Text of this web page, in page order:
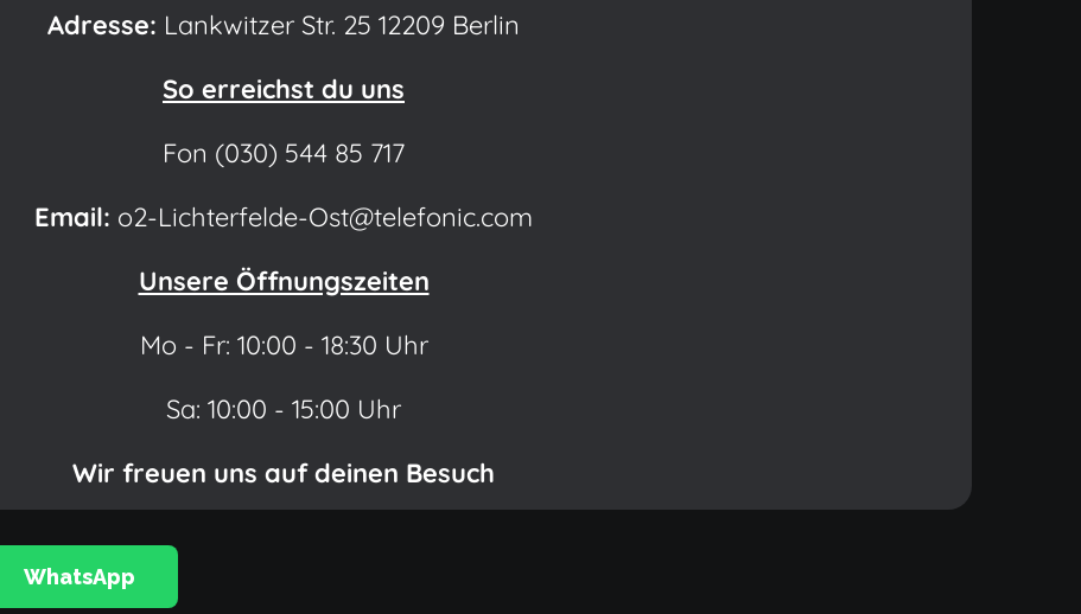
Adresse: Lankwitzer Str. 25 12209 Berlin
So erreichst du uns
Fon (030) 544 85 717
Email: o2-Lichterfelde-Ost@telefonic.com
Unsere Öffnungszeiten
Mo - Fr: 10:00 - 18:30 Uhr
Sa: 10:00 - 15:00 Uhr
Wir freuen uns auf deinen Besuch
WhatsApp